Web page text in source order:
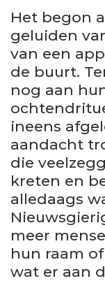
Het begon
geluiden
van een
de buurt.
nog aan
ineens
aandacht
die
kreten en
alledaags
meer
hun raam
wat er aan